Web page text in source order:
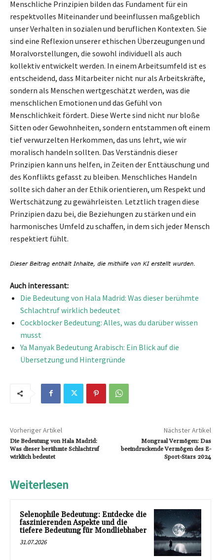
Menschliche Prinzipien bilden das Fundament für ein
respektvolles Miteinander und beeinflussen maßgeblich
unser Verhalten in sozialen und beruflichen Kontexten. Sie
sind eine Reflexion unserer ethischen Überzeugungen und
Moralvorstellungen, die sowohl individuell als auch
kollektiv entwickelt werden. In einem Arbeitsumfeld ist es
entscheidend, dass Mitarbeiter nicht nur als Arbeitskräfte,
sondern als Menschen wertgeschätzt werden, was die
menschlichen Emotionen und das Gefühl von
Menschlichkeit fördert. Diese Werte sind nicht nur bloße
Sitten oder Gewohnheiten, sondern entstammen oft einem
tief verwurzelten Herkommen, das uns lehrt, wie wir
moralisch handeln sollten. Das Verständnis dieser
Prinzipien kann uns helfen, in Zeiten der Enttäuschung und
des Konflikts gefasst zu bleiben. Menschliches Handeln
sollte sich daher an der Ethik orientieren, um Respekt und
Wertschätzung zu gewährleisten. Letztlich tragen diese
Prinzipien dazu bei, die Beziehungen zu stärken und ein
harmonisches Umfeld zu schaffen, in dem sich jeder Mensch
respektiert fühlt.
Auch interessant:
Die Bedeutung von Hala Madrid: Was dieser berühmte
Schlachtruf wirklich bedeutet
Cockblocker Bedeutung: Alles, was du darüber wissen
musst
Ya Manyak Bedeutung Arabisch: Ein Blick auf die
Übersetzung und Hintergründe
Vorheriger Artikel
Die Bedeutung von Hala Madrid:
Was dieser berühmte Schlachtruf
wirklich bedeutet
Nächster Artikel
Mongraal Vermögen: Das
beeindruckende Vermögen des E-
Sport-Stars 2024
Weiterlesen
Selenophile Bedeutung: Entdecke die
faszinierenden Aspekte und die
tiefere Bedeutung für Mondliebhaber
31.07.2026